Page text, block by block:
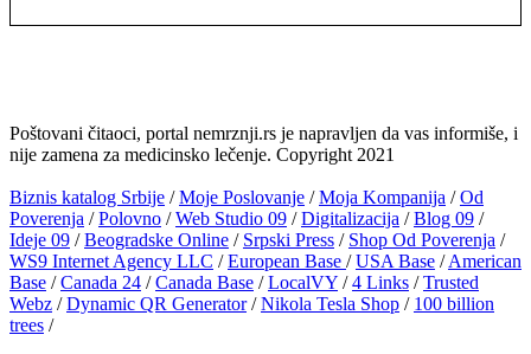
Poštovani čitaoci, portal nemrznji.rs je napravljen da vas informiše, i
nije zamena za medicinsko lečenje. Copyright 2021
Biznis katalog Srbije /Moje Poslovanje /Moja Kompanija /Od
Poverenja /Polovno /Web Studio 09 /Digitalizacija /Blog 09 /
Ideje 09 /Beogradske Online / Srpski Press / Shop Od Poverenja /
WS9 Internet Agency LLC /European Base /USA Base /American
Base /Canada 24 /Canada Base /LocalVY /4 Links /Trusted
Webz /Dynamic QR Generator/Nikola Tesla Shop / 100 billion
trees /